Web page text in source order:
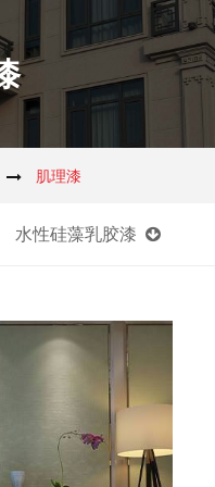
肌理漆
水性硅藻乳胶漆